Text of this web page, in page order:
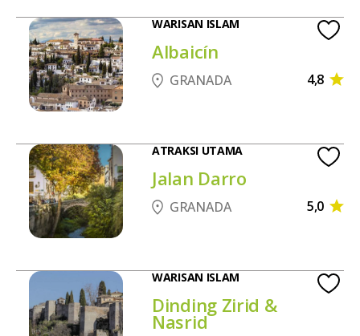
WARISAN ISLAM
Albaicín
GRANADA 4,8
ATRAKSI UTAMA
Jalan Darro
GRANADA 5,0
WARISAN ISLAM
Dinding Zirid &
Nasrid